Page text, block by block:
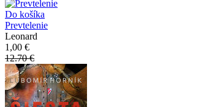
Do košíka
Prevtelenie
Leonard
1,00 €
12.70 €